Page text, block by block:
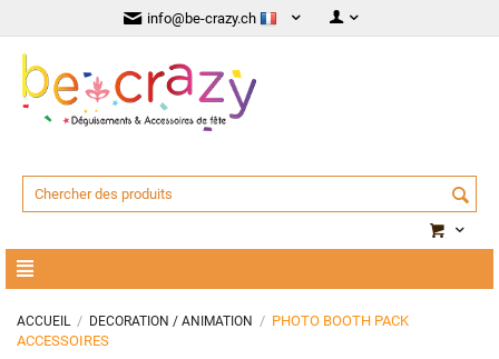
info@be-crazy.ch
ACCUEIL / DECORATION / ANIMATION / PHOTO BOOTH PACK
ACCESSOIRES